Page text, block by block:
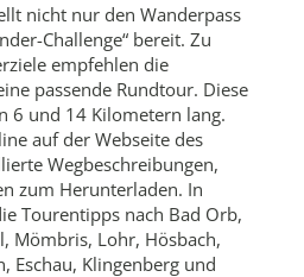
nicht nur den Wanderpass
Challenge“ bereit. Zu
empfehlen die
passende Rundtour. Diese
6 und 14 Kilometern lang.
auf der Webseite des
Wegbeschreibungen,
zum Herunterladen. In
Tourentipps nach Bad Orb,
Mömbris, Lohr, Hösbach,
Eschau, Klingenberg und